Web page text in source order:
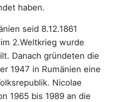
haben.
seid 8.12.1861
2.Weltkrieg wurde
Danach gründeten die
1947 in Rumänien eine
Nicolae
1965 bis 1989 an die